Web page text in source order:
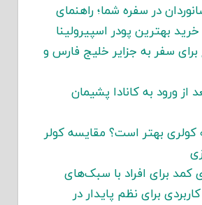
در سفره شما؛ راهنمای
بهترین پودر اسپیرولینا
برای سفر به جزایر خلیج فارس و
از ورود به کانادا پشیمان
کولری بهتر است؟ مقایسه کولر
برای افراد با سبک‌های
برای نظم پایدار در